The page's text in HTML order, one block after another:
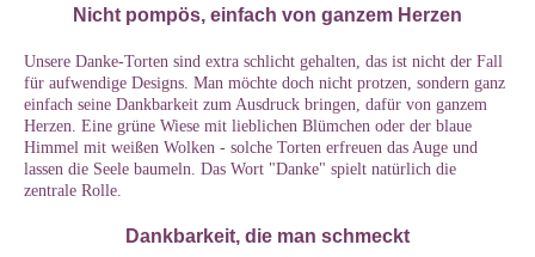
Nicht pompös, einfach von ganzem Herzen
Unsere Danke-Torten sind extra schlicht gehalten, das ist nicht der Fall
für aufwendige Designs. Man möchte doch nicht protzen, sondern ganz
einfach seine Dankbarkeit zum Ausdruck bringen, dafür von ganzem
Herzen. Eine grüne Wiese mit lieblichen Blümchen oder der blaue
Himmel mit weißen Wolken - solche Torten erfreuen das Auge und
lassen die Seele baumeln. Das Wort "Danke" spielt natürlich die
zentrale Rolle.
Dankbarkeit, die man schmeckt